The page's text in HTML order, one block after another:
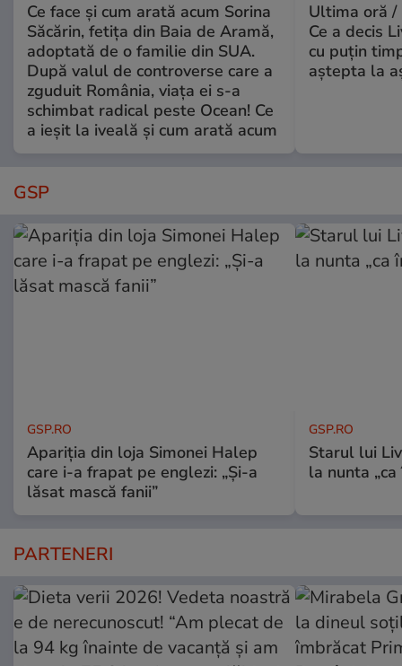
Ce face și cum arată acum Sorina
Săcărin, fetița din Baia de Aramă,
adoptată de o familie din SUA.
După valul de controverse care a
zguduit România, viața ei s-a
schimbat radical peste Ocean! Ce
a ieșit la iveală și cum arată acum
Ultima oră /
Ce a decis
cu puțin
aștepta la
GSP
GSP.RO
Apariția din loja Simonei Halep
care i-a frapat pe englezi: „Și-a
lăsat mască fanii”
GSP.RO
Starul lui
la nunta „ca
PARTENERI